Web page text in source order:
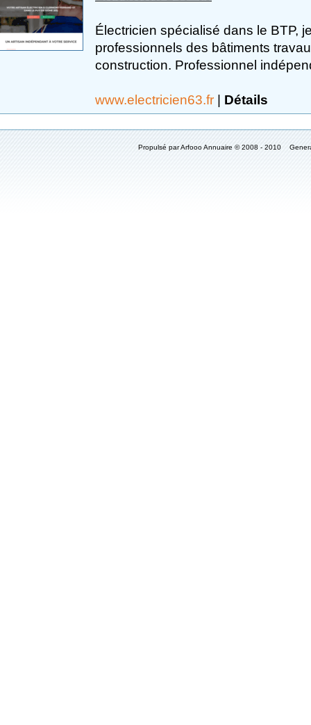
Électricien spécialisé dans le BTP,
professionnels des bâtiments
construction. Professionnel
www.electricien63.fr | Détails
Propulsé par Arfooo Annuaire © 2008 - 2010